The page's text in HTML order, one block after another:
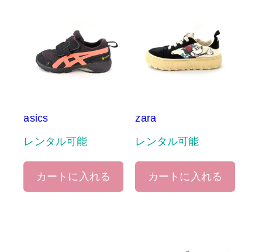
asics
レンタル可能
カートに入れる
zara
レンタル可能
カートに入れる